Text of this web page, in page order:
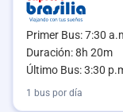
Primer Bus: 7:30
Duración: 8h 20m
Último Bus: 3:30
1 bus por día